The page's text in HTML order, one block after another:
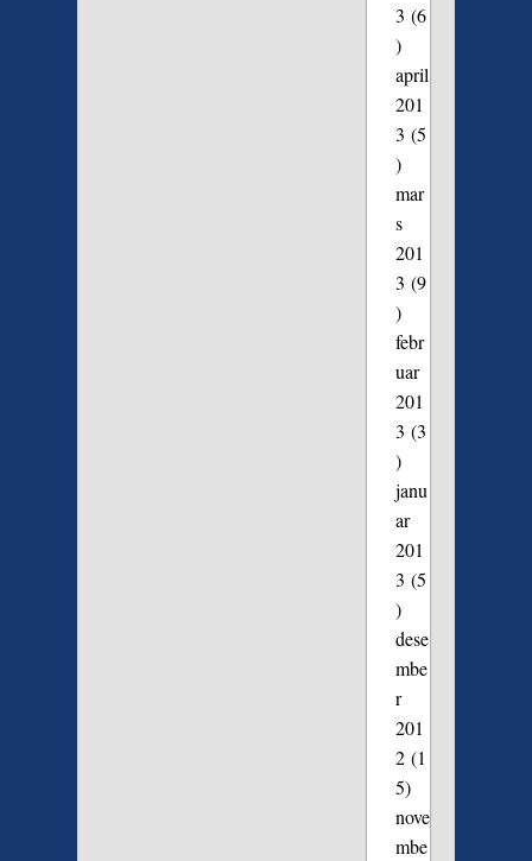
3 (6
)
april
201
3 (5
)
mar
s
201
3 (9
)
febr
uar
201
3 (3
)
janu
ar
201
3 (5
)
dese
mbe
r
201
2(1
5)
nove
mbe